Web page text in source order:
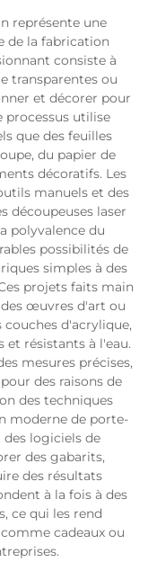
représente une
de la fabrication
consiste à
transparentes ou
et décorer pour
processus utilise
que des feuilles
du papier de
décoratifs. Les
manuels et des
découpeuses laser
polyvalence du
possibilités de
simples à des
projets faits main
œuvres d'art ou
couches d'acrylique,
et résistants à l'eau.
mesures précises,
des raisons de
des techniques
moderne de porte-
logiciels de
des gabarits,
des résultats
à la fois à des
ce qui les rend
cadeaux ou